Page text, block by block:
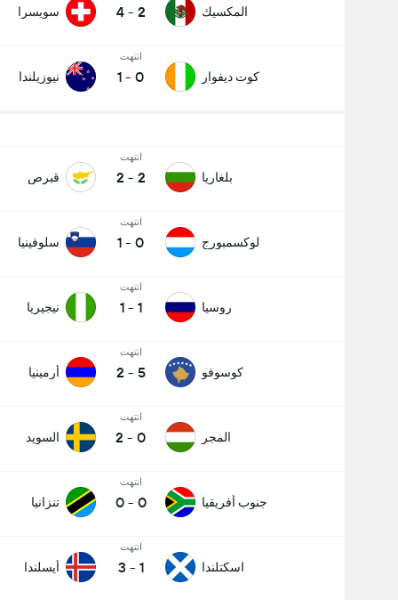
المكسيك 2
-
4 سويسرا
كوت ديفوار
انتهت
0
-
1 نيوزيلندا
بلغاريا
انتهت
2
-
2 قبرص
لوكسمبورج
انتهت
0
-
1 سلوفينيا
روسيا
انتهت
1
-
1 نيجيريا
كوسوفو
انتهت
5
-
2 أرمينيا
المجر
انتهت
0
-
2 السويد
جنوب أفريقيا
انتهت
0
-
0 تنزانيا
اسكتلندا
انتهت
1
-
3 أيسلندا